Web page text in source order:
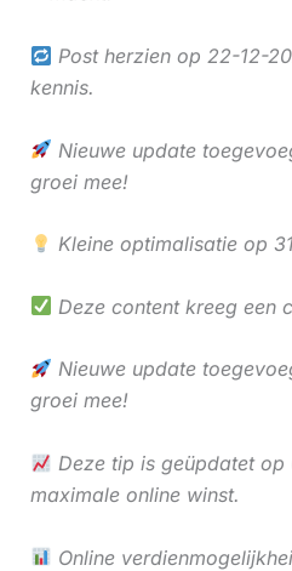
Post herzien op 22-12-
kennis.
Nieuwe update
groei mee!
Kleine optimalisatie op
Deze content kreeg een
Nieuwe update
groei mee!
Deze tip is geüpdatet
maximale online winst.
Online